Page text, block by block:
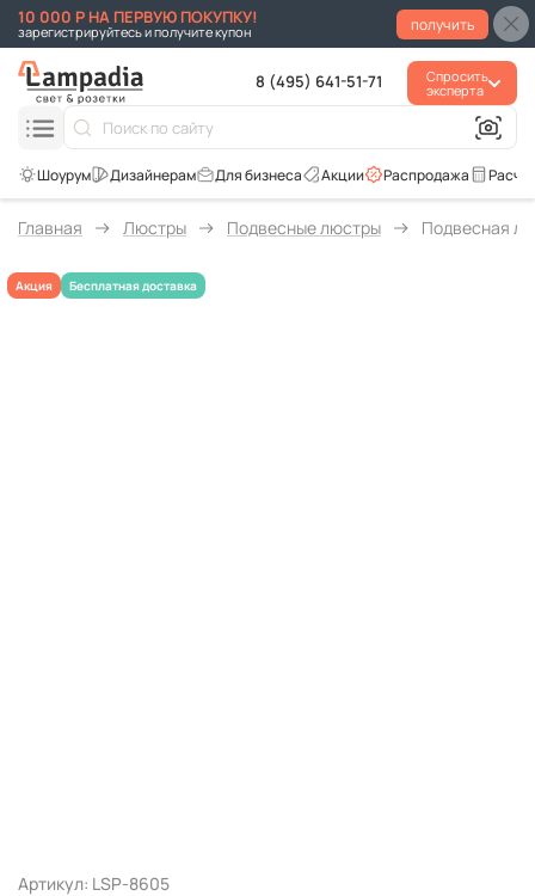
10 000 Р НА ПЕРВУЮ ПОКУПКУ!
зарегистрируйтесь и получите купон получить
8 (495) 641-51-71
Спросить
эксперта
Распродажа
Акции
Для бизнеса
Главная Люстры Подвесные люстры Подвесная
Артикул: LSP-8605